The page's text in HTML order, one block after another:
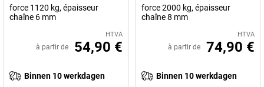
force 1120 kg, épaisseur
chaîne 6 mm
HTVA
à partir de 54,90 €
Binnen 10 werkdagen
force 2000 kg, épaisseur
chaîne 8 mm
HTVA
à partir de 74,90 €
Binnen 10 werkdagen